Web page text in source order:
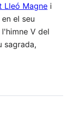
Lleó Magne i
el seu
V del
sagrada,